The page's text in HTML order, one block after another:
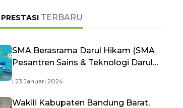
TERBARU
SMA Berasrama Darul Hikam (SMA
Pesantren Sains & Teknologi Darul
PDM, Bukti Kualitas Pendidikan
Unggulan
| 23 Januari 2024
Wakili Kabupaten Bandung Barat,